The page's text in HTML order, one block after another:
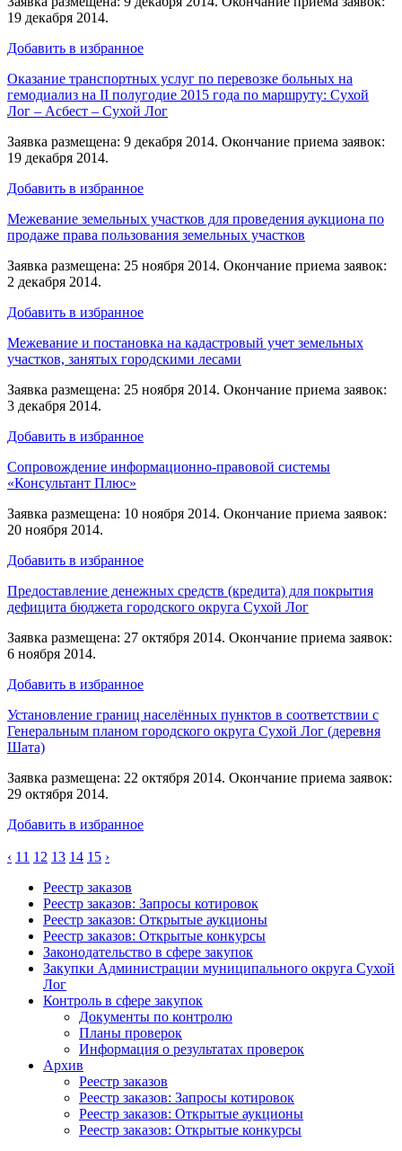
19 декабря 2014.
Добавить в избранное
Оказание транспортных услуг по перевозке больных на
гемодиализ на II полугодие 2015 года по маршруту: Сухой
Лог – Асбест – Сухой Лог
Заявка размещена: 9 декабря 2014. Окончание приема заявок:
19 декабря 2014.
Добавить в избранное
Межевание земельных участков для проведения аукциона по
продаже права пользования земельных участков
Заявка размещена: 25 ноября 2014. Окончание приема заявок:
2 декабря 2014.
Добавить в избранное
Межевание и постановка на кадастровый учет земельных
участков, занятых городскими лесами
Заявка размещена: 25 ноября 2014. Окончание приема заявок:
3 декабря 2014.
Добавить в избранное
Сопровождение информационно-правовой системы
«Консультант Плюс»
Заявка размещена: 10 ноября 2014. Окончание приема заявок:
20 ноября 2014.
Добавить в избранное
Предоставление денежных средств (кредита) для покрытия
дефицита бюджета городского округа Сухой Лог
Заявка размещена: 27 октября 2014. Окончание приема заявок:
6 ноября 2014.
Добавить в избранное
Установление границ населённых пунктов в соответствии с
Генеральным планом городского округа Сухой Лог (деревня
Шата)
Заявка размещена: 22 октября 2014. Окончание приема заявок:
29 октября 2014.
Добавить в избранное
‹ 11 12 13 14 15 ›
Реестр заказов
Реестр заказов: Запросы котировок
Реестр заказов: Открытые аукционы
Реестр заказов: Открытые конкурсы
Законодательство в сфере закупок
Закупки Администрации муниципального округа Сухой
Лог
Контроль в сфере закупок
Документы по контролю
Планы проверок
Информация о результатах проверок
Архив
Реестр заказов
Реестр заказов: Запросы котировок
Реестр заказов: Открытые аукционы
Реестр заказов: Открытые конкурсы